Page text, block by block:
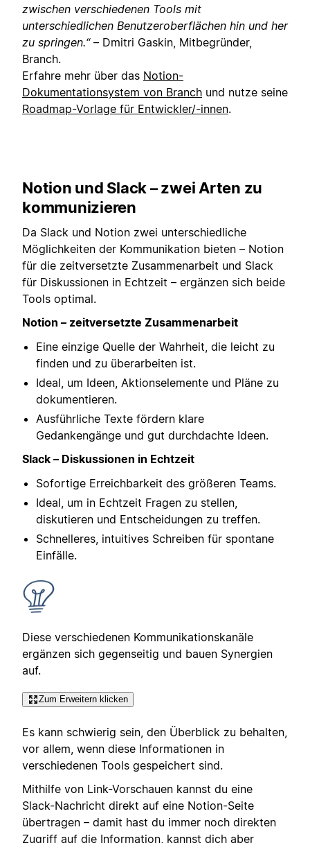
zwischen verschiedenen Tools mit
unterschiedlichen Benutzeroberflächen hin und her
zu springen.“– Dmitri Gaskin, Mitbegründer,
Branch.
Erfahre mehr über das Notion-
Dokumentationsystem von Branch und nutze seine
Roadmap-Vorlage für Entwickler/-innen.
Notion und Slack – zwei Arten zu
kommunizieren
Da Slack und Notion zwei unterschiedliche
Möglichkeiten der Kommunikation bieten – Notion
für die zeitversetzte Zusammenarbeit und Slack
für Diskussionen in Echtzeit – ergänzen sich beide
Tools optimal.
Notion – zeitversetzte Zusammenarbeit
Eine einzige Quelle der Wahrheit, die leicht zu
finden und zu überarbeiten ist.
Ideal, um Ideen, Aktionselemente und Pläne zu
dokumentieren.
Ausführliche Texte fördern klare
Gedankengänge und gut durchdachte Ideen.
Slack – Diskussionen in Echtzeit
Sofortige Erreichbarkeit des größeren Teams.
Ideal, um in Echtzeit Fragen zu stellen,
diskutieren und Entscheidungen zu treffen.
Schnelleres, intuitives Schreiben für spontane
Einfälle.
Diese verschiedenen Kommunikationskanäle
ergänzen sich gegenseitig und bauen Synergien
auf.
Zum Erweitern klicken
Es kann schwierig sein, den Überblick zu behalten,
vor allem, wenn diese Informationen in
verschiedenen Tools gespeichert sind.
Mithilfe von Link-Vorschauen kannst du eine
Slack-Nachricht direkt auf eine Notion-Seite
übertragen – damit hast du immer noch direkten
Zugriff auf die Information, kannst dich aber